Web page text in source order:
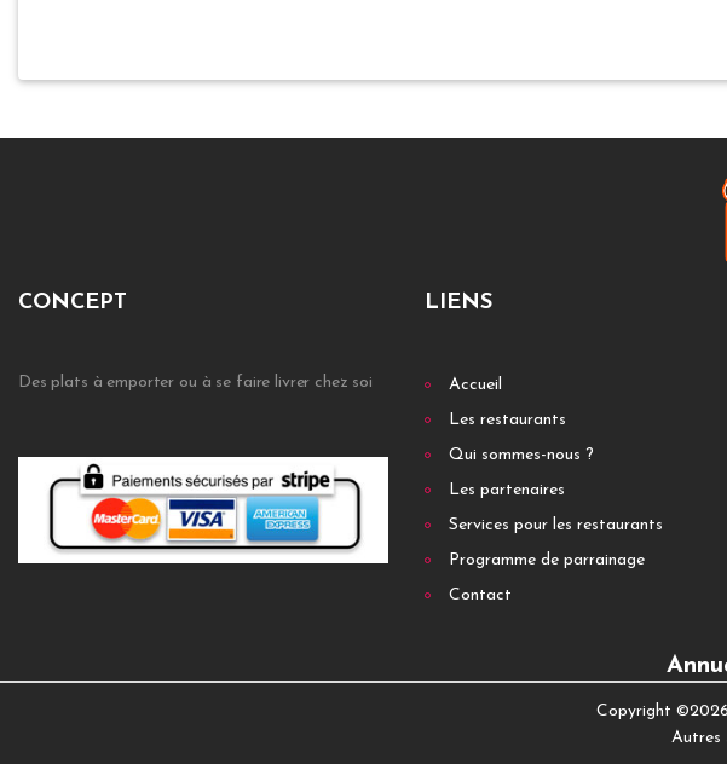
CONCEPT
Des plats à emporter ou à se faire livrer chez soi
LIENS
Accueil
Les restaurants
Qui sommes-nous ?
Les partenaires
Services pour les restaurants
Programme de parrainage
Contact
Copyright ©
Autres